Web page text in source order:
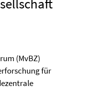
(MvBZ)
für